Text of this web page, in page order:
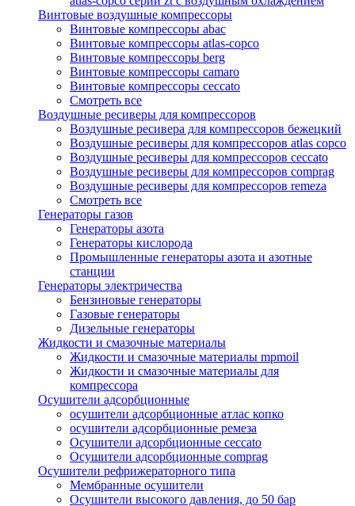
Винтовые воздушные компрессоры
Винтовые компрессоры abac
Винтовые компрессоры atlas-copco
Винтовые компрессоры berg
Винтовые компрессоры camaro
Винтовые компрессоры ceccato
Смотреть все
Воздушные ресиверы для компрессоров
Воздушные ресивера для компрессоров бежецкий
Воздушные ресиверы для компрессоров atlas copco
Воздушные ресиверы для компрессоров ceccato
Воздушные ресиверы для компрессоров comprag
Воздушные ресиверы для компрессоров remeza
Смотреть все
Генераторы газов
Генераторы азота
Генераторы кислорода
Промышленные генераторы азота и азотные
станции
Генераторы электричества
Бензиновые генераторы
Газовые генераторы
Дизельные генераторы
Жидкости и смазочные материалы
Жидкости и смазочные материалы mpmoil
Жидкости и смазочные материалы для
компрессора
Осушители адсорбционные
осушители адсорбционные атлас копко
осушители адсорбционные ремеза
Осушители адсорбционные ceccato
Осушители адсорбционные comprag
Осушители рефрижераторного типа
Мембранные осушители
Осушители высокого давления, до 50 бар